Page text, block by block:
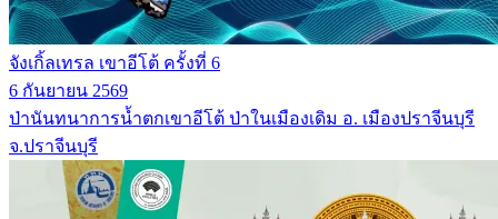
จังเกิ้ลเทรล เขาอีโต้ ครั้งที่ 6
6 กันยายน 2569
ป่านันทนาการน้ำตกเขาอีโต้ ป่าในเมืองเดิม อ. เมืองปราจีนบุรี
จ.ปราจีนบุรี